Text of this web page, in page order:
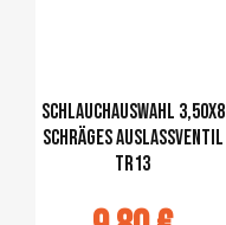
Schlauchauswahl 3,50x8
schräges Auslassventil
TR13